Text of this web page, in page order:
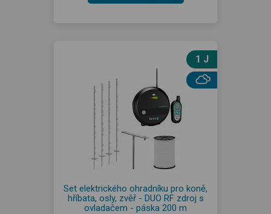
1 J
Set elektrického ohradníku pro koně,
hříbata, osly, zvěř - DUO RF zdroj s
ovladačem - páska 200 m